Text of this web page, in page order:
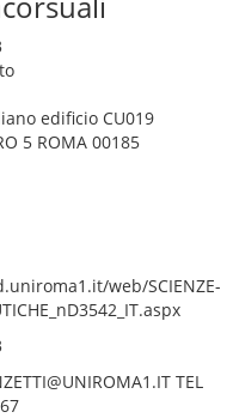
edificio CU019
5 ROMA 00185
web/SCIENZE-
TEL